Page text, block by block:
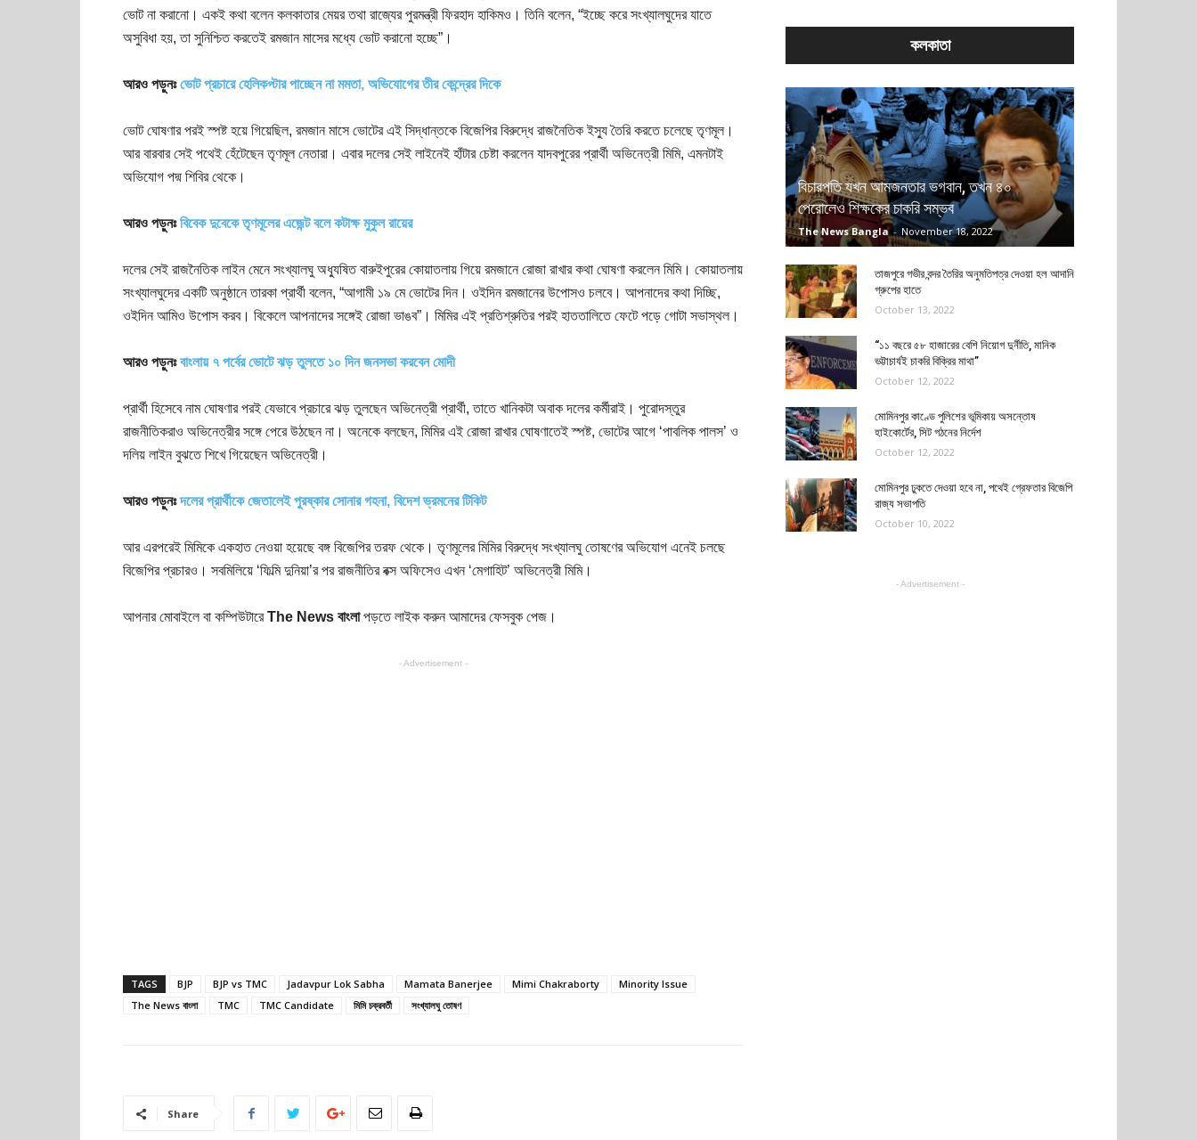
ভোট না করানো। একই কথা বলেন কলকাতার মেয়র তথা রাজ্যের পুরমন্ত্রী ফিরহাদ হাকিমও। তিনি বলেন, “ইচ্ছে করে সংখ্যালঘুদের যাতে
অসুবিধা হয়, তা সুনিশ্চিত করতেই রমজান মাসের মধ্যে ভোট করানো হচ্ছে”।
আরও পড়ুনঃভোট প্রচারে হেলিকপ্টার পাচ্ছেন না মমতা, অভিযোগের তীর কেন্দ্রের দিকে
ভোট ঘোষণার পরই স্পষ্ট হয়ে গিয়েছিল, রমজান মাসে ভোটের এই সিদ্ধান্তকে বিজেপির বিরুদ্ধে রাজনৈতিক ইস্যু তৈরি করতে চলেছে তৃণমূল।
আর বারবার সেই পথেই হেঁটেছেন তৃণমূল নেতারা। এবার দলের সেই লাইনেই হাঁটার চেষ্টা করলেন যাদবপুরের প্রার্থী অভিনেত্রী মিমি, এমনটাই
অভিযোগ পদ্ম শিবির থেকে।
আরও পড়ুনঃবিবেক দুবেকে তৃণমূলের এজেন্ট বলে কটাক্ষ মুকুল রায়ের
দলের সেই রাজনৈতিক লাইন মেনে সংখ্যালঘু অধ্যুষিত বারুইপুরের কোয়াতলায় গিয়ে রমজানে রোজা রাখার কথা ঘোষণা করলেন মিমি। কোয়াতলায়
সংখ্যালঘুদের একটি অনুষ্ঠানে তারকা প্রার্থী বলেন, “আগামী ১৯ মে ভোটের দিন। ওইদিন রমজানের উপোসও চলবে। আপনাদের কথা দিচ্ছি,
ওইদিন আমিও উপোস করব। বিকেলে আপনাদের সঙ্গেই রোজা ভাঙব”। মিমির এই প্রতিশ্রুতির পরই হাততালিতে ফেটে পড়ে গোটা সভাস্থল।
আরও পড়ুনঃবাংলায় ৭ পর্বের ভোটে ঝড় তুলতে ১০ দিন জনসভা করবেন মোদী
প্রার্থী হিসেবে নাম ঘোষণার পরই যেভাবে প্রচারে ঝড় তুলছেন অভিনেত্রী প্রার্থী, তাতে খানিকটা অবাক দলের কর্মীরাই। পুরোদস্তুর
রাজনীতিকরাও অভিনেত্রীর সঙ্গে পেরে উঠছেন না। অনেকে বলছেন, মিমির এই রোজা রাখার ঘোষণাতেই স্পষ্ট, ভোটের আগে ‘পাবলিক পালস’ ও
দলিয় লাইন বুঝতে শিখে গিয়েছেন অভিনেত্রী।
আরও পড়ুনঃদলের প্রার্থীকে জেতালেই পুরষ্কার সোনার গহনা, বিদেশ ভ্রমনের টিকিট
আর এরপরেই মিমিকে একহাত নেওয়া হয়েছে বঙ্গ বিজেপির তরফ থেকে। তৃণমূলের মিমির বিরুদ্ধে সংখ্যালঘু তোষণের অভিযোগ এনেই চলছে
বিজেপির প্রচারও। সবমিলিয়ে ‘ফিল্মি দুনিয়া’র পর রাজনীতির বক্স অফিসেও এখন ‘মেগাহিট’ অভিনেত্রী মিমি।
আপনার মোবাইলে বা কম্পিউটারেThe News বাংলাপড়তে লাইক করুন আমাদের ফেসবুক পেজ।
- Advertisement -
TAGS BJP BJP vs TMC Jadavpur Lok Sabha Mamata Banerjee Mimi Chakraborty
Minority Issue
The News বাংলা
TMC TMC Candidate মিমি চক্রবর্তী সংখ্যালঘু তোষণ
Share
কলকাতা
বিচারপতি যখন আমজনতার ভগবান, তখন ৪০
পেরোলেও শিক্ষকের চাকরি সম্ভব
The News Bangla - November 18, 2022
তাজপুরে গভীর বন্দর তৈরির অনুমতিপত্র দেওয়া হল আদানি
গ্রুপের হাতে
October 13, 2022
“১১ বছরে ৫৮ হাজারের বেশি নিয়োগ দুর্নীতি, মানিক
ভট্টাচার্যই চাকরি বিক্রির মাথা”
October 12, 2022
মোমিনপুর কাণ্ডে পুলিশের ভূমিকায় অসন্তোষ
হাইকোর্টের, সিট গঠনের নির্দেশ
October 12, 2022
মোমিনপুর ঢুকতে দেওয়া হবে না, পথেই গ্রেফতার বিজেপি
রাজ্য সভাপতি
October 10, 2022
- Advertisement -